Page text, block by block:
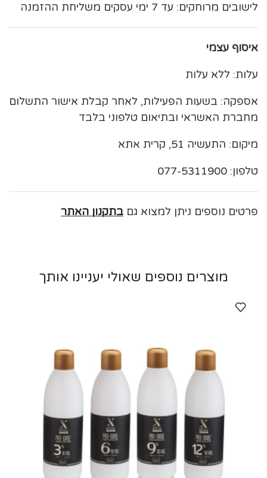
לישובים מרוחקים: עד 7 ימי עסקים משליחת ההזמנה
איסוף עצמי
עלות: ללא עלות
אספקה: בשעות הפעילות, לאחר קבלת אישור התשלום
מחברת האשראי ובתיאום טלפוני בלבד
מיקום: התעשיה 51, קרית אתא
טלפון: 077-5311900
פרטים נוספים ניתן למצוא גם בתקנון האתר
מוצרים נוספים שאולי יעניינו אותך